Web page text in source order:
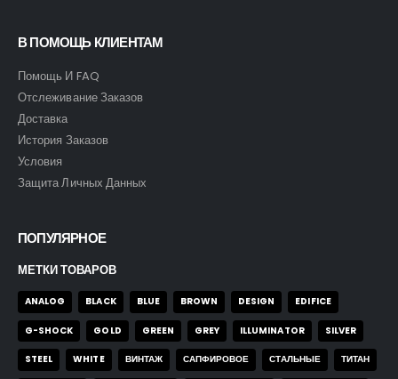
В ПОМОЩЬ КЛИЕНТАМ
Помощь И FAQ
Отслеживание Заказов
Доставка
История Заказов
Условия
Защита Личных Данных
ПОПУЛЯРНОЕ
МЕТКИ ТОВАРОВ
ANALOG BLACK BLUE BROWN DESIGN EDIFICE
G-SHOCK GOLD GREEN GREY ILLUMINATOR SILVER
STEEL WHITE ВИНТАЖ САПФИРОВОЕ СТАЛЬНЫЕ ТИТАН